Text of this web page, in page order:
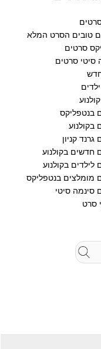
טובים הסרט המלא
סרטים
סיטי סרטים
בנטפליקס
בקולנוע
גרנד קניון
חדשים בקולנוע
לילדים בקולנוע
מומלצים בנטפליקס
סינמה סיטי
סרט